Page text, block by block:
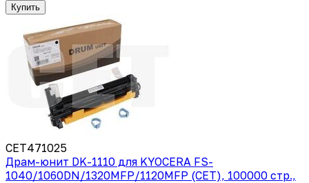
Купить
CET471025
Драм-юнит DK-1110 для KYOCERA FS-
1040/1060DN/1320MFP/1120MFP (CET), 100000 стр.,